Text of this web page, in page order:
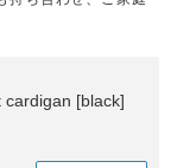
cardigan [black]